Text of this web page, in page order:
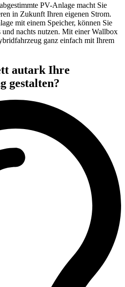
PV-Anlage macht Sie
in Zukunft Ihren eigenen Strom.
mit einem Speicher, können Sie
und nachts nutzen. Mit einer Wallbox
ganz einfach mit Ihrem
autark Ihre
gestalten?